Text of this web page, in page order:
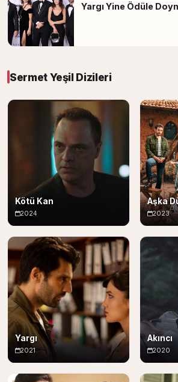
Yargı Yine Ödüle
Sermet Yeşil Dizileri
Kötü Kan
2024
Aşka
2023
Yargı
2021
Akıncı
2020